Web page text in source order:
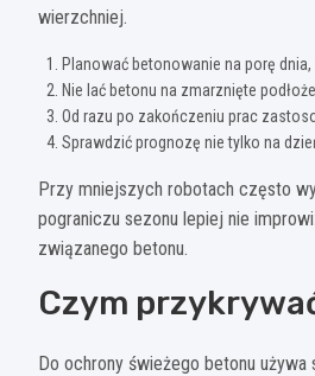
wierzchniej.
Planować betonowanie na porę
Nie lać betonu na zmarznięte
Od razu po zakończeniu prac
Sprawdzić prognozę nie tylko na
Przy mniejszych robotach często
pograniczu sezonu lepiej nie
związanego betonu.
Czym
Do ochrony świeżego betonu